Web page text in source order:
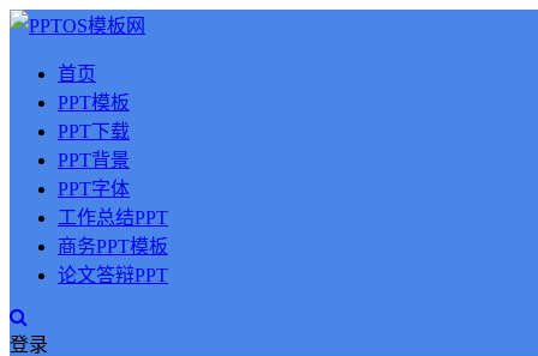
首页
PPT模板
PPT下载
PPT背景
PPT字体
工作总结PPT
商务PPT模板
论文答辩PPT
登录